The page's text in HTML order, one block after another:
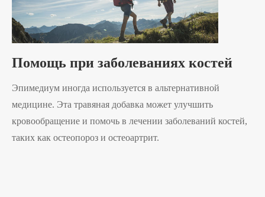
Помощь при заболеваниях костей
Эпимедиум иногда используется в альтернативной
медицине. Эта травяная добавка может улучшить
кровообращение и помочь в лечении заболеваний костей,
таких как остеопороз и остеоартрит.